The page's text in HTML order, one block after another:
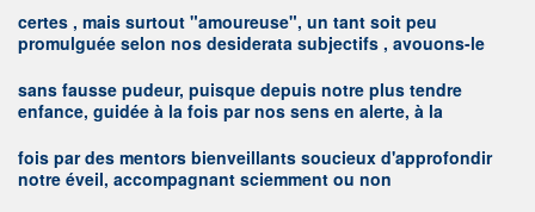
certes , mais surtout "amoureuse", un tant soit peu
promulguée selon nos desiderata subjectifs , avouons-le
sans fausse pudeur, puisque depuis notre plus tendre
enfance, guidée à la fois par nos sens en alerte, à la
fois par des mentors bienveillants soucieux d'approfondir
notre éveil, accompagnant sciemment ou non